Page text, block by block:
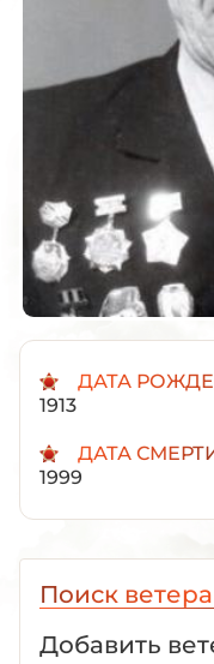
ДАТА
1913
ДАТА
1999
Поиск
Добавить